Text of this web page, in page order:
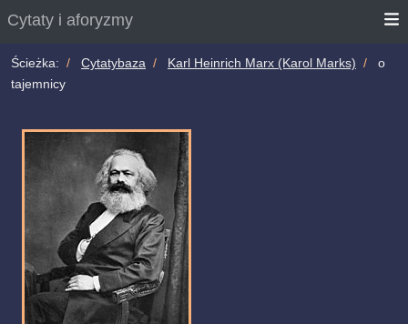
Cytaty i aforyzmy
Ścieżka: Cytatybaza Karl Heinrich Marx (Karol Marks)
o
tajemnicy